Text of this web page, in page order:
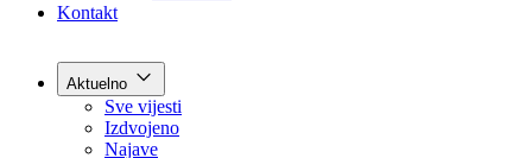
Kontakt
Aktuelno